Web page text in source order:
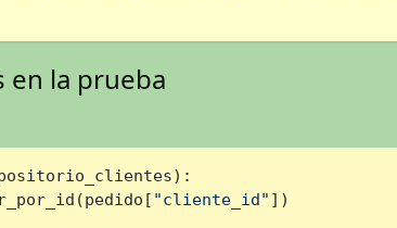
en la prueba
):
"cliente_id" ])